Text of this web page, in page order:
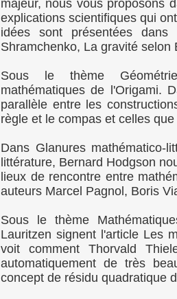
majeur, nous vous proposons
explications scientifiques qui
idées sont présentées
Shramchenko, La gravité selon
Sous le thème
mathématiques de l'Origami.
parallèle entre les
règle et le compas et celles
Dans Glanures mathématico-
littérature, Bernard Hodgson
lieux de rencontre entre
auteurs Marcel Pagnol, Boris
Sous le thème
Lauritzen signent l'article Les
voit comment Thorvald
automatiquement de très
concept de résidu quadratique